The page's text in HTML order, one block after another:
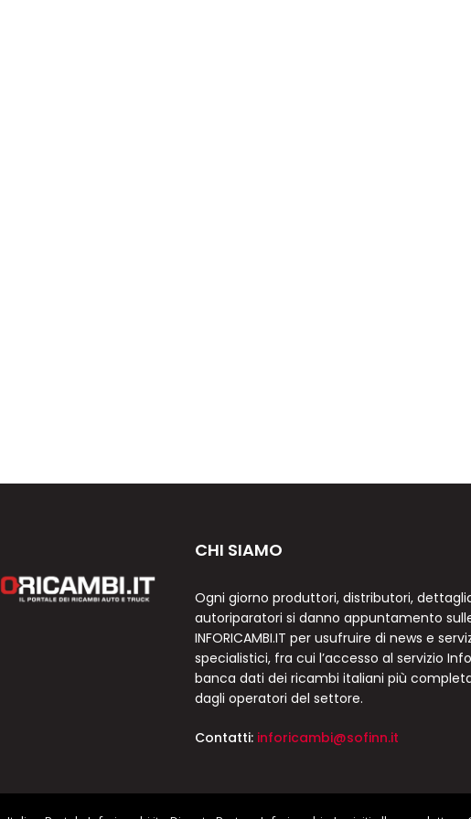
CHI SIAMO
Ogni giorno produttori, distributori,
autoriparatori si danno appuntamento
INFORICAMBI.IT per usufruire di news e
specialistici, fra cui l’accesso al servizio
banca dati dei ricambi italiani più
dagli operatori del settore.
Contatti: inforicambi@sofinn.it